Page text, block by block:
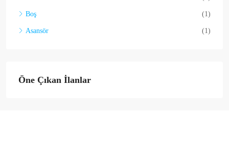
Boş (1)
Asansör (1)
Öne Çıkan İlanlar